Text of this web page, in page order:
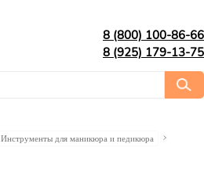
8 (800) 100-86-66
8 (925) 179-13-75
Инструменты для маникюра и педикюра